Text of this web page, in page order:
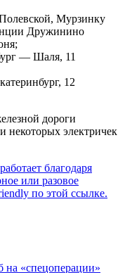
Мурзинку
Дружинино
— Шаля, 11
12
дороги
некоторых электричек
благодаря
или разовое
по этой ссылке.